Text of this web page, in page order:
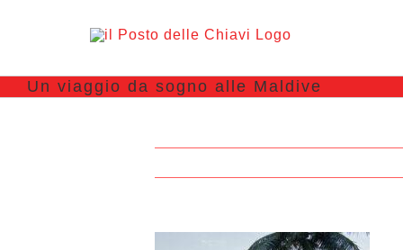
Un viaggio da sogno alle Maldive